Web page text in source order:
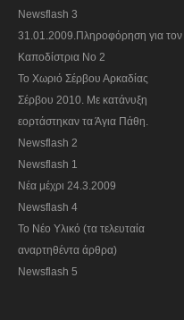
Newsflash 3
31.01.2009.Πληροφόρηση για τον
Καποδίστρια Νο 2
To Χωριό Σέρβου Αρκαδίας
Σέρβου 2010. Με κατάνυξη
εορτάστηκαν τα Άγια Πάθη.
Newsflash 2
Newsflash 1
Nέα μέχρι 24.3.2009
Newsflash 4
Το Νέο Υλικό (τα τελευταία
αναρτηθέντα άρθρα)
Newsflash 5